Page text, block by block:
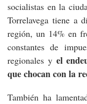
socialistas en la
Torrelavega tiene a
región, un 14% en
constantes de
regionales y el
que chocan con la
También ha